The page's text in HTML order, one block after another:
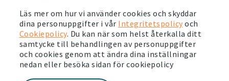
Läs mer om hur vi använder cookies och skyddar
dina personuppgifter i vår Integritetspolicy och
Cookiepolicy. Du kan när som helst återkalla ditt
samtycke till behandlingen av personuppgifter
och cookies genom att ändra dina inställningar
nedan eller besöka sidan för cookiepolicy
2026-05-26
Det är dags för årets Järvavecka
Läs mer